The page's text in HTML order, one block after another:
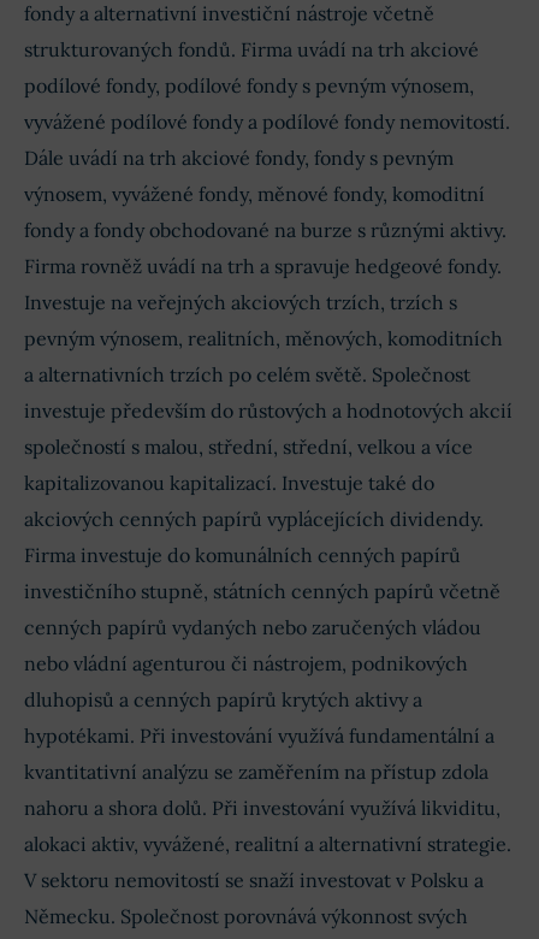
fondy a alternativní investiční nástroje včetně
strukturovaných fondů. Firma uvádí na trh akciové
podílové fondy, podílové fondy s pevným výnosem,
vyvážené podílové fondy a podílové fondy nemovitostí.
Dále uvádí na trh akciové fondy, fondy s pevným
výnosem, vyvážené fondy, měnové fondy, komoditní
fondy a fondy obchodované na burze s různými aktivy.
Firma rovněž uvádí na trh a spravuje hedgeové fondy.
Investuje na veřejných akciových trzích, trzích s
pevným výnosem, realitních, měnových, komoditních
a alternativních trzích po celém světě. Společnost
investuje především do růstových a hodnotových akcií
společností s malou, střední, střední, velkou a více
kapitalizovanou kapitalizací. Investuje také do
akciových cenných papírů vyplácejících dividendy.
Firma investuje do komunálních cenných papírů
investičního stupně, státních cenných papírů včetně
cenných papírů vydaných nebo zaručených vládou
nebo vládní agenturou či nástrojem, podnikových
dluhopisů a cenných papírů krytých aktivy a
hypotékami. Při investování využívá fundamentální a
kvantitativní analýzu se zaměřením na přístup zdola
nahoru a shora dolů. Při investování využívá likviditu,
alokaci aktiv, vyvážené, realitní a alternativní strategie.
V sektoru nemovitostí se snaží investovat v Polsku a
Německu. Společnost porovnává výkonnost svých